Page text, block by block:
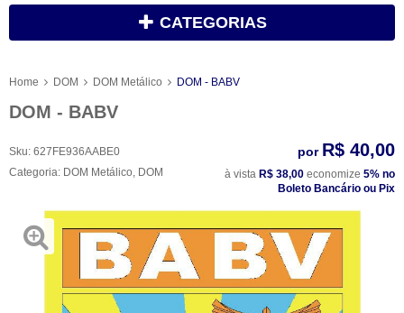
CATEGORIAS
Home DOM DOM Metálico DOM - BABV
DOM - BABV
Sku: 627FE936AABE0
Categoria: DOM Metálico DOM
por R$ 40,00
à vista R$ 38,00 economize 5% no
Boleto Bancário ou Pix